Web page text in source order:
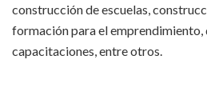
construcción de escuelas,
formación para el emprendimiento,
capacitaciones, entre otros.